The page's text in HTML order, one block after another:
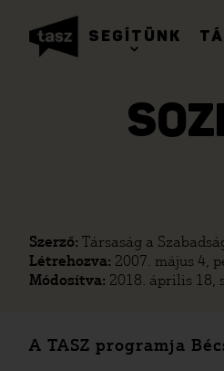
SEGÍTÜNK
Szerző: Társaság a
Létrehozva: 2007. május 4,
Módosítva: 2018. április 18,
A TASZ programja